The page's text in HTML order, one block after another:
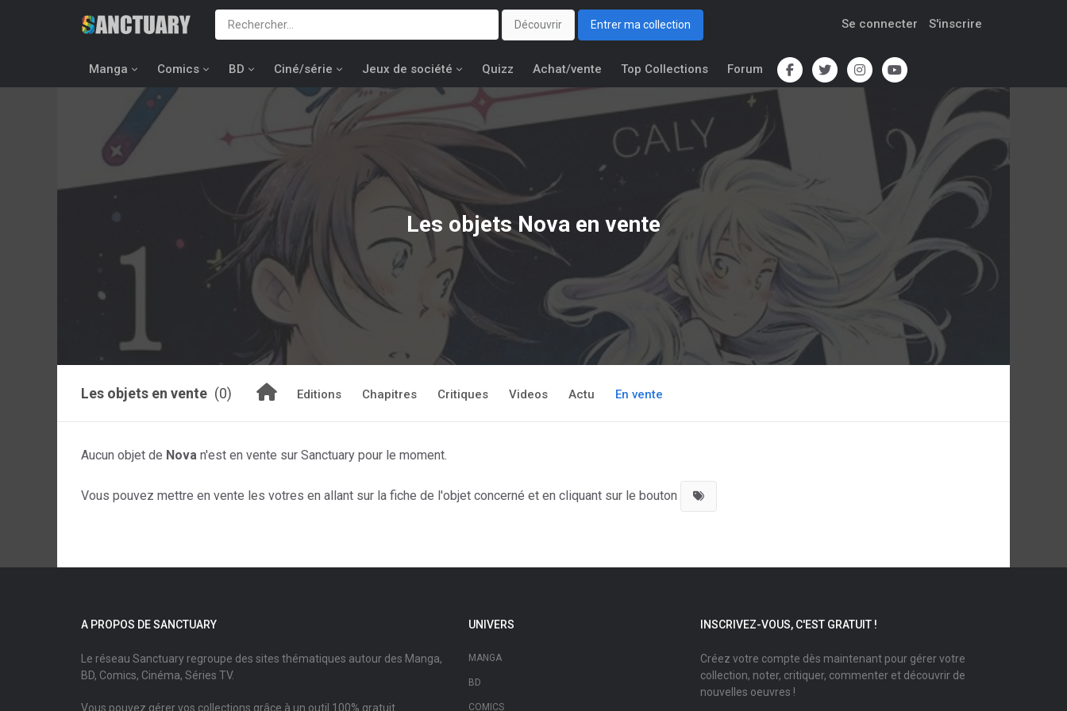
Découvrir Entrer ma collection Se connecter S'inscrire
Manga Comics BD Ciné/série Jeux de société Quizz Achat/vente Top Collections Forum
Les objetsNova en vente
Les objets en vente (0) Editions Chapitres Critiques Videos Actu En vente
Aucun objet de Nova n'est en vente sur Sanctuary pour le moment.
Vous pouvez mettre en vente les votres en allant sur la fiche de l'objet concerné et en cliquant sur le bouton
A PROPOS DE SANCTUARY
Le réseau Sanctuary regroupe des sites thématiques autour des Manga,
BD, Comics, Cinéma, Séries TV.
Vous pouvez gérer vos collections grâce à un outil 100% gratuit.
UNIVERS
MANGA
BD
COMICS
INSCRIVEZ-VOUS, C'EST GRATUIT !
Créez votre compte dès maintenant pour gérer votre
collection, noter, critiquer, commenter et découvrir de
nouvelles oeuvres !